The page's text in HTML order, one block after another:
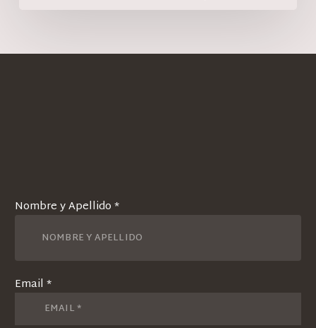
Nombre y Apellido *
Email *